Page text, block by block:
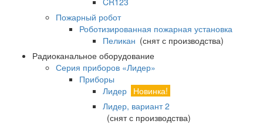
Пожарный робот
Роботизированная пожарная установка
Пеликан (снят с производства)
Радиоканальное оборудование
Серия приборов «Лидер»
Приборы
Лидер Новинка!
Лидер, вариант 2
(снят с производства)